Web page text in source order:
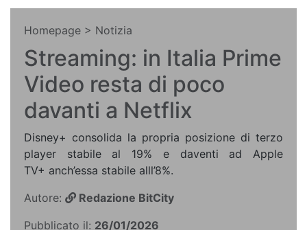
Homepage > Notizia
Streaming: in Italia Prime
Video resta di poco
davanti a Netflix
Disney+ consolida la propria posizione di terzo
player stabile al 19% e daventi ad Apple
TV+ anch’essa stabile alll’8%.
Autore:
Redazione BitCity
Pubblicato il: 26/01/2026